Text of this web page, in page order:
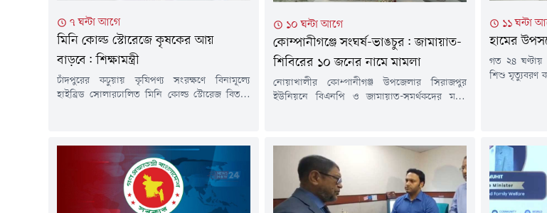
৭ ঘন্টা আগে
মিনি কোল্ড স্টোরেজে কৃষকের আয়
বাড়বে: শিক্ষামন্ত্রী
চাঁদপুরের কচুয়ায় কৃষিপণ্য সংরক্ষণে বিনামূল্যে
হাইব্রিড সোলারচালিত মিনি কোল্ড স্টোরেজ বিতরণ
আয় বৃদ্ধিতে গুরুত্বপূর্ণ ভূমিকা রাখবে বলে মন্তব্য
করেছেন শিক্ষা, প্রাথমিক ও গণশিক্ষা মন্ত্রী ড. আ ন ম
এহসানুল হক মিলন।শুক্রবার বিকেলে...
১০ ঘন্টা আগে
কোম্পানীগঞ্জে সংঘর্ষ-ভাঙচুর: জামায়াত-
শিবিরের ১০ জনের নামে মামলা
নোয়াখালীর কোম্পানীগঞ্জ উপজেলার সিরাজপুর
ইউনিয়নে বিএনপি ও জামায়াত-সমর্থকদের মধ্যে
মামলা দায়ের করা হয়েছে।শুক্রবার সকালে
কোম্পানীগঞ্জ থানার ভারপ্রাপ্ত কর্মকর্তা (ওসি)
মোহাম্মদ নুরুল হাকিম বিষয়টি নিশ্চিত করেন।
মামলার বাদী হয়েছেন স্থানীয়...
১১ ঘন্টা
হামের
গত ২৪
শিশু মৃত্যুবরণ